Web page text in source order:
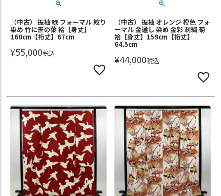
（中古） 振袖 緑 フォーマル 絞り
染め 竹に笹の葉 袷【身丈】
160cm【裄丈】67cm
¥55,000税込
（中古） 振袖 オレンジ 橙色 フォ
ーマル 金通し 染め 金彩 刺繍 菊
袷【身丈】159cm【裄丈】
64.5cm
¥44,000税込